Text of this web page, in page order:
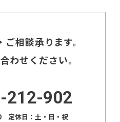
相談承ります。
わせください。
212-902
定休日：土・日・祝